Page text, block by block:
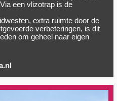
een vlizotrap is de
extra ruimte door de
verbeteringen, is dit
om geheel naar eigen